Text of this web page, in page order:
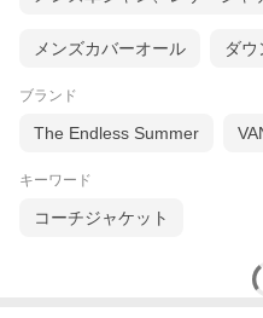
・画像は実際の仕様とは異なる場合が
ご一読ください。
・「お買い物ガイド」も必ずご確認く
メンズカバーオール ダウ
ブランド
The Endless Summer
キーワード
コーチジャケット